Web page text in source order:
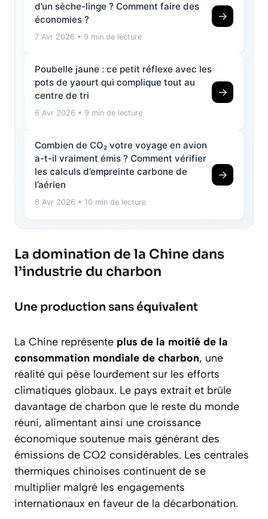
d’un sèche-linge ? Comment faire des
économies ?
7 Avr 2026 • 9 min de lecture
→
Poubelle jaune : ce petit réflexe avec les
pots de yaourt qui complique tout au
centre de tri
6 Avr 2026 • 9 min de lecture
→
Combien de CO₂ votre voyage en avion
a-t-il vraiment émis ? Comment vérifier
les calculs d’empreinte carbone de
l’aérien
6 Avr 2026 • 10 min de lecture
→
La domination de la Chine dans
l’industrie du charbon
Une production sans équivalent
La Chine représente plus de la moitié de la
consommation mondiale de charbon, une
réalité qui pèse lourdement sur les efforts
climatiques globaux. Le pays extrait et brûle
davantage de charbon que le reste du monde
réuni, alimentant ainsi une croissance
économique soutenue mais générant des
émissions de CO2 considérables. Les centrales
thermiques chinoises continuent de se
multiplier malgré les engagements
internationaux en faveur de la décarbonation.